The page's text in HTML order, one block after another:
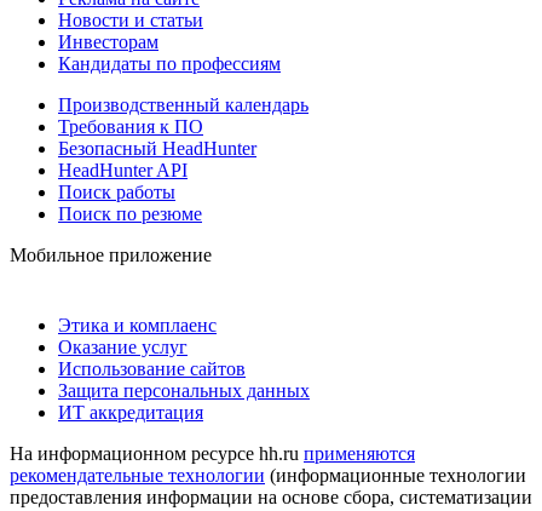
Новости и статьи
Инвесторам
Кандидаты по профессиям
Производственный календарь
Требования к ПО
Безопасный HeadHunter
HeadHunter API
Поиск работы
Поиск по резюме
Мобильное приложение
Этика и комплаенс
Оказание услуг
Использование сайтов
Защита персональных данных
ИТ аккредитация
На информационном ресурсе hh.ru применяются
рекомендательные технологии (информационные технологии
предоставления информации на основе сбора, систематизации